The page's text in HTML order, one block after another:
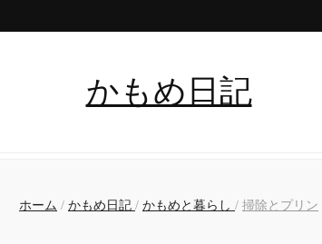
かもめ日記
ホーム / かもめ日記 / かもめと暮らし / 掃除とプリン